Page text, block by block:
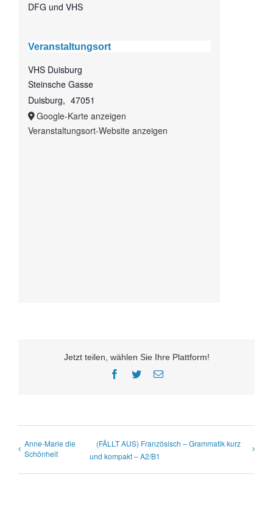
DFG und VHS
Veranstaltungsort
VHS Duisburg
Steinsche Gasse
Duisburg, 47051
Google-Karte anzeigen
Veranstaltungsort-Website anzeigen
Jetzt teilen, wählen Sie Ihre Plattform!
Facebook
TwitterE-
Anne-Marie die
Schönheit
(FÄLLT AUS) Französisch – Grammatik kurz
und kompakt – A2/B1